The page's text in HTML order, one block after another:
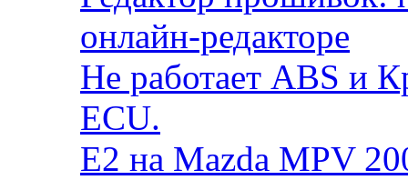
онлайн-редакторе
Не работает ABS и
ECU.
E2 на Mazda MPV